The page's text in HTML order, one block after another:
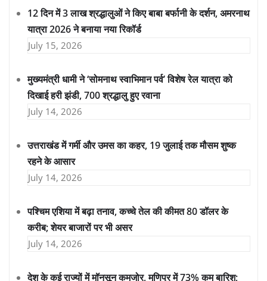
12 दिन में 3 लाख श्रद्धालुओं ने किए बाबा बर्फानी के दर्शन, अमरनाथ
यात्रा 2026 ने बनाया नया रिकॉर्ड
July 15, 2026
मुख्यमंत्री धामी ने ‘सोमनाथ स्वाभिमान पर्व’ विशेष रेल यात्रा को
दिखाई हरी झंडी, 700 श्रद्धालु हुए रवाना
July 14, 2026
उत्तराखंड में गर्मी और उमस का कहर, 19 जुलाई तक मौसम शुष्क
रहने के आसार
July 14, 2026
पश्चिम एशिया में बढ़ा तनाव, कच्चे तेल की कीमत 80 डॉलर के
करीब; शेयर बाजारों पर भी असर
July 14, 2026
देश के कई राज्यों में मॉनसून कमजोर, मणिपुर में 73% कम बारिश;